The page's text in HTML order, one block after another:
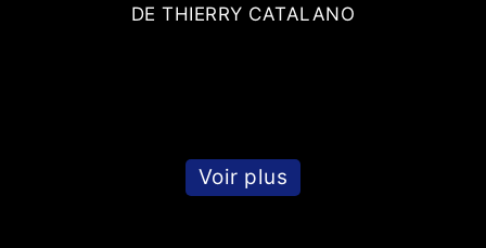
DE THIERRY CATALANO
Voir plus